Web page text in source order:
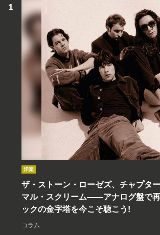
洋楽
ザ・ストーン・ローゼズ、チャプタ
マル・スクリーム――アナログ盤で
ックの金字塔を今こそ聴こう!
コラム